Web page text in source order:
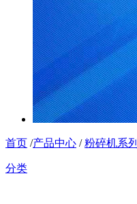
首页 /产品中心 /粉碎机系列
分类